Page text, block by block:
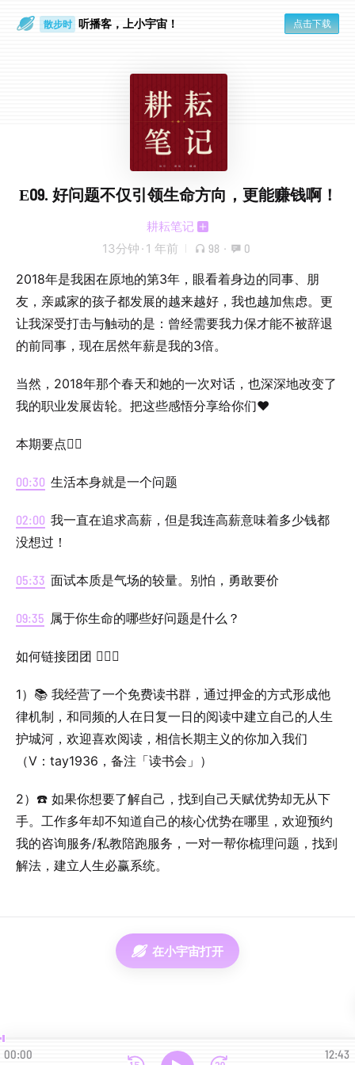
散步时 听播客，上小宇宙！ 点击下载
E09. 好问题不仅引领生命方向，更能赚钱啊！
耕耘笔记
13分钟 · 1 年前 98 · 0
2018年是我困在原地的第3年，眼看着身边的同事、朋
友，亲戚家的孩子都发展的越来越好，我也越加焦虑。更
让我深受打击与触动的是：曾经需要我力保才能不被辞退
的前同事，现在居然年薪是我的3倍。
当然，2018年那个春天和她的一次对话，也深深地改变了
我的职业发展齿轮。把这些感悟分享给你们❤️
本期要点✍🏻
00:30 生活本身就是一个问题
02:00 我一直在追求高薪，但是我连高薪意味着多少钱都
没想过！
05:33 面试本质是气场的较量。别怕，勇敢要价
09:35 属于你生命的哪些好问题是什么？
如何链接团团 🙋🏻‍♀️
1）📚 我经营了一个免费读书群，通过押金的方式形成他
律机制，和同频的人在日复一日的阅读中建立自己的人生
护城河，欢迎喜欢阅读，相信长期主义的你加入我们
（V：tay1936，备注「读书会」）
2）☎️ 如果你想要了解自己，找到自己天赋优势却无从下
手。工作多年却不知道自己的核心优势在哪里，欢迎预约
我的咨询服务/私教陪跑服务，一对一帮你梳理问题，找到
解法，建立人生必赢系统。
在小宇宙打开
00:00 12:43